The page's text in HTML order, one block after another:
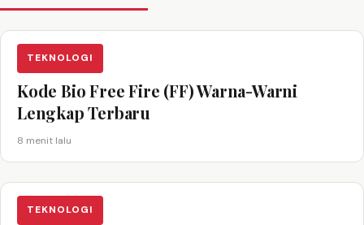
TEKNOLOGI
Kode Bio Free Fire (FF) Warna-Warni
Lengkap Terbaru
8 menit lalu
TEKNOLOGI